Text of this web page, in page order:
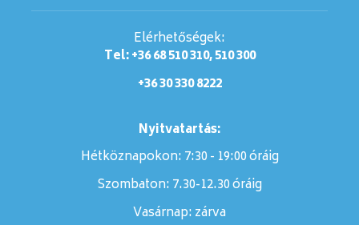
Elérhetőségek:
Tel: +36 68 510 310, 510 300
+36 30 330 8222
Nyitvatartás:
Hétköznapokon: 7:30 - 19:00 óráig
Szombaton:7.30-12.30 óráig
Vasárnap:zárva